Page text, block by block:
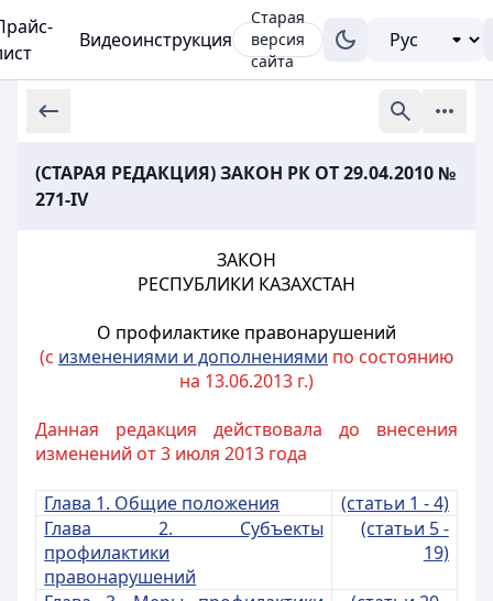
Видеоинструкция
Старая
версия
сайта
(СТАРАЯ РЕДАКЦИЯ) ЗАКОН РК ОТ 29.04.2010 №
271-IV
ЗАКОН
РЕСПУБЛИКИ КАЗАХСТАН
О профилактике правонарушений
(с изменениями и дополнениями по состоянию
на 13.06.2013 г.)
Данная редакция действовала до внесения
изменений от 3 июля 2013 года
Глава 1. Общие положения
(статьи 1 - 4)
Глава 2. Субъекты
профилактики
правонарушений
(статьи 5 -
19)